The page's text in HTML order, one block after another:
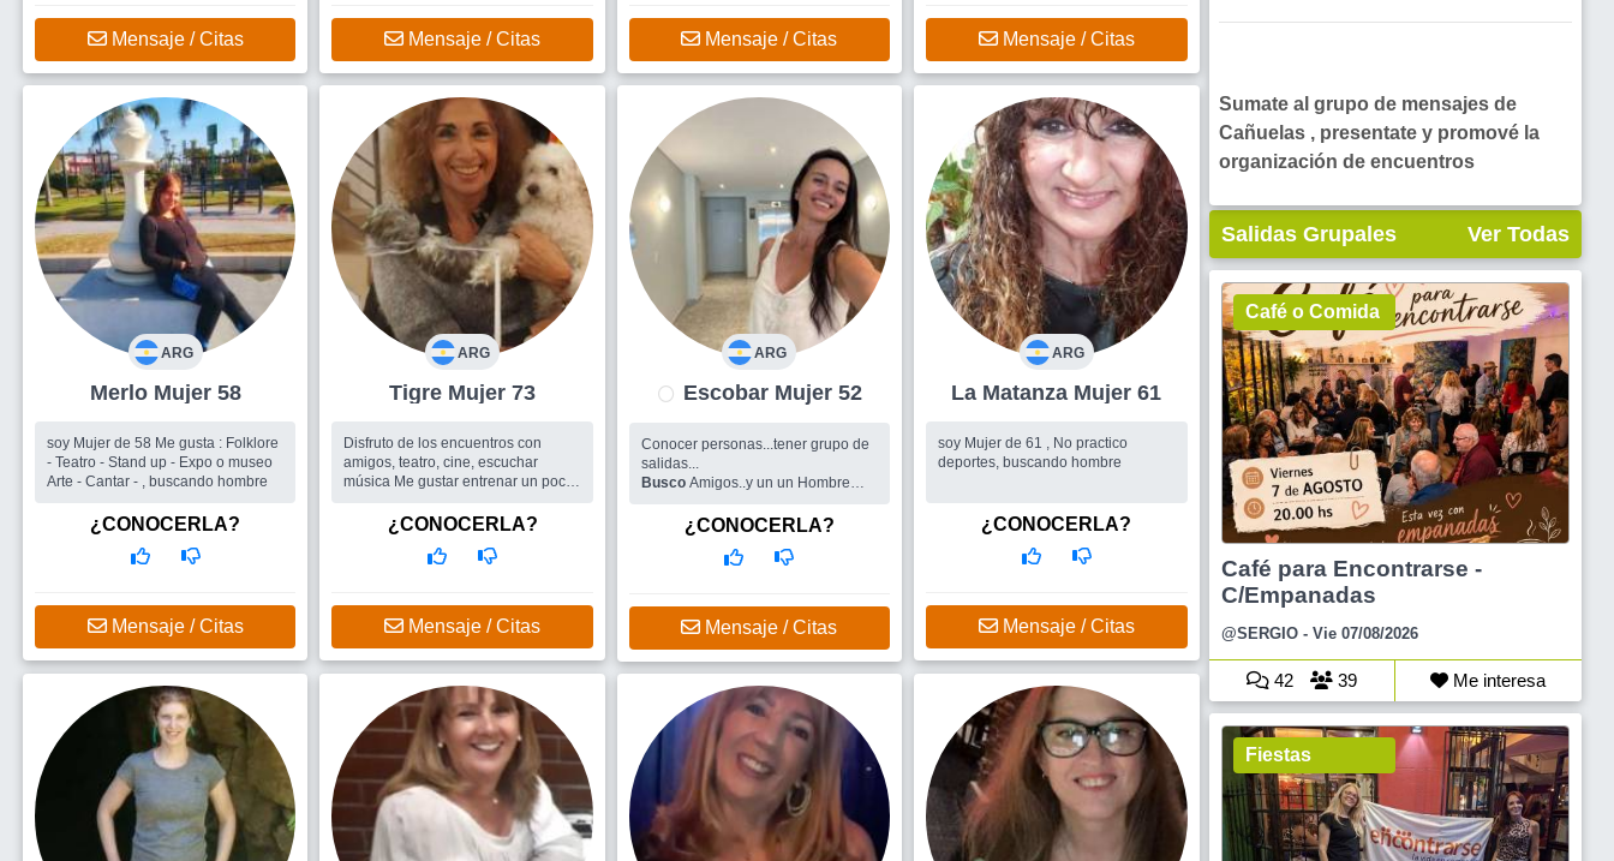
Mensaje / Citas Mensaje / Citas Mensaje / Citas Mensaje / Citas
ARG
Merlo Mujer 58
soy Mujer de 58 Me gusta : Folklore
- Teatro - Stand up - Expo o museo
Arte - Cantar - , buscando hombre
¿CONOCERLA?
Mensaje / Citas
ARG
Tigre Mujer 73
Disfruto de los encuentros con
amigos, teatro, cine, escuchar
música Me gustar entrenar un poco
Mindfulness Soy periodista trabajé
siempre en revistas femenin...
Amigos para salir , un
¿CONOCERLA?
Mensaje / Citas
ARG
Escobar Mujer 52
Conocer personas...tener grupo de
salidas...
Busco Amigos..y un un Hombre
¿CONOCERLA?
Mensaje / Citas
ARG
La Matanza Mujer 61
soy Mujer de 61 , No practico
deportes, buscando hombre
¿CONOCERLA?
Mensaje / Citas
Sumate al grupo de mensajes de
Cañuelas , presentate y promové la
organización de encuentros
Salidas Grupales Ver Todas
Café o Comida
Café para Encontrarse -
C/Empanadas
@SERGIO- Vie 07/08/2026
42 39 Me interesa
Fiestas